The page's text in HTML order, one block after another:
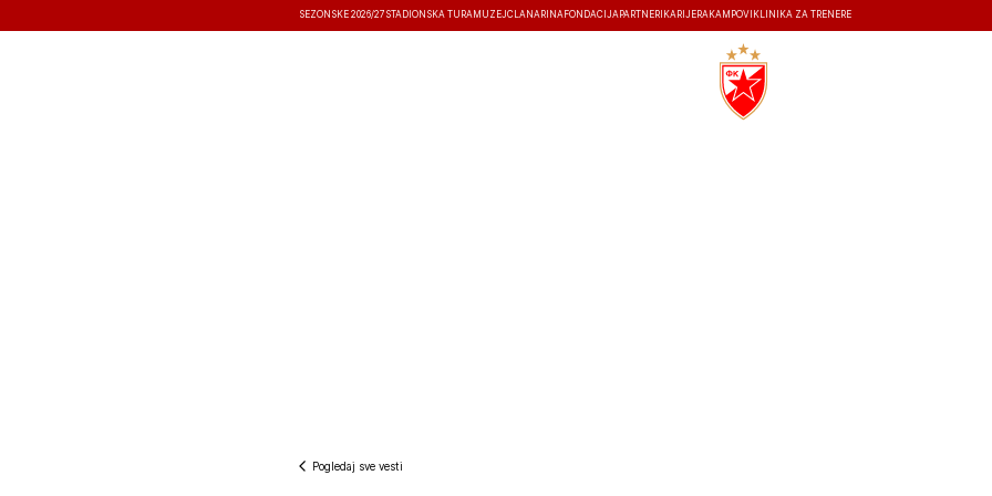
SEZONSKE 2026/27 STADIONSKA TURA MUZEJČLANARINA FONDACIJA PARTNERI KARIJERA KAMPOVI KLINIKA ZA TRENERE
Pogledaj sve vesti